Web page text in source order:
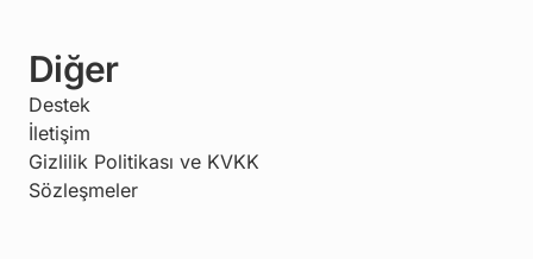
Diğer
Destek
İletişim
Gizlilik Politikası ve KVKK
Sözleşmeler